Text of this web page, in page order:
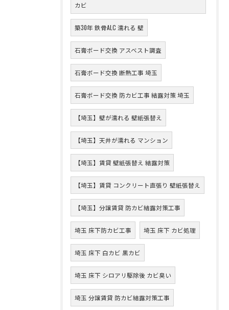
カビ
築30年 鉄骨ALC 濡れる 壁
石膏ボード交換 アスベスト調査
石膏ボード交換 断熱工事 埼玉
石膏ボード交換 防カビ工事 結露対策 埼玉
【埼玉】壁が濡れる 壁紙張替え
【埼玉】天井が濡れる マンション
【埼玉】賃貸 壁紙張替え 結露対策
【埼玉】賃貸 コンクリート直張り 壁紙張替え
【埼玉】分譲賃貸 防カビ結露対策工事
埼玉 床下防カビ工事 埼玉 床下 カビ処理
埼玉 床下 白カビ 黒カビ
埼玉 床下 シロアリ駆除後 カビ臭い
埼玉 分譲賃貸 防カビ結露対策工事